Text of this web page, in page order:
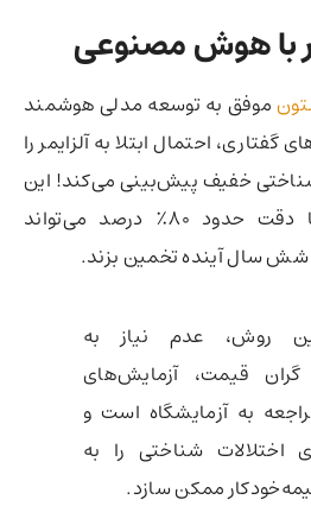
با هوش مصنوعی
موفق به توسعه مدلی هوشمند
گفتاری، احتمال ابتلا به آلزایمر را
شناختی خفیف پیش‌بینی می‌کند! این
مدل هوش مصنوعی با دقت حدود ۸۰٪ درصد می‌تواند
شش سال آینده تخمین بزند.
روش، عدم نیاز به
گران قیمت، آزمایش‌های
به آزمایشگاه است و
اختلالات شناختی را به
ممکن سازد.